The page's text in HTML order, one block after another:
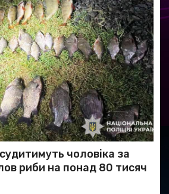
чоловіка за
риби на понад 80 тисяч